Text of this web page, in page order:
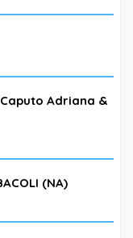
Caputo Adriana &
(NA)